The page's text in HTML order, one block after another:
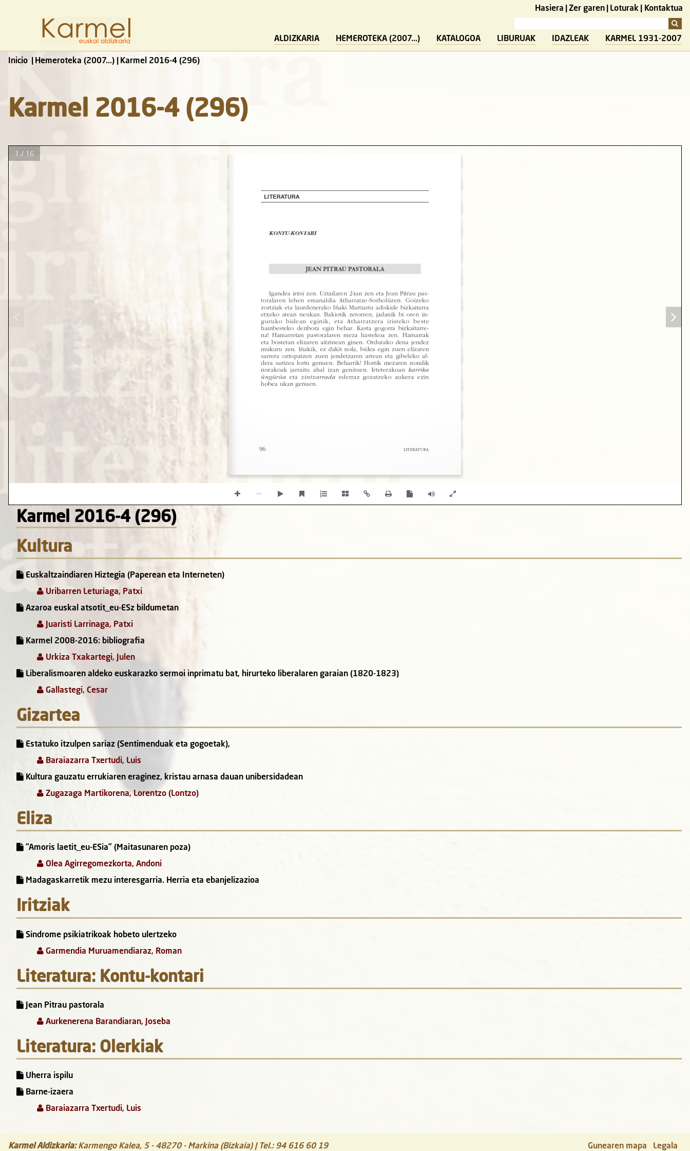
Hasiera Zer garen Loturak Kontaktua
ALDIZKARIA HEMEROTEKA (2007...) KATALOGOA LIBURUAK IDAZLEAK KARMEL 1931-2007
Inicio Hemeroteka (2007...) Karmel 2016-4 (296)
Karmel 2016-4 (296)
1 / 16
Karmel 2016-4 (296)
Kultura
Euskaltzaindiaren Hiztegia (Paperean eta Interneten)
Uribarren Leturiaga, Patxi
Azaroa euskal atsotit_eu-ESz bildumetan
Juaristi Larrinaga, Patxi
Karmel 2008-2016: bibliografia
Urkiza Txakartegi, Julen
Liberalismoaren aldeko euskarazko sermoi inprimatu bat, hirurteko liberalaren garaian (1820-1823)
Gallastegi, Cesar
Gizartea
Estatuko itzulpen sariaz (Sentimenduak eta gogoetak),
Baraiazarra Txertudi, Luis
Kultura gauzatu errukiaren eraginez, kristau arnasa dauan unibersidadean
Zugazaga Martikorena, Lorentzo (Lontzo)
Eliza
“Amoris laetit_eu-ESia” (Maitasunaren poza)
Olea Agirregomezkorta, Andoni
Madagaskarretik mezu interesgarria. Herria eta ebanjelizazioa
Iritziak
Sindrome psikiatrikoak hobeto ulertzeko
Garmendia Muruamendiaraz, Roman
Literatura: Kontu-kontari
Jean Pitrau pastorala
Aurkenerena Barandiaran, Joseba
Literatura: Olerkiak
Uherra ispilu
Barne-izaera
Baraiazarra Txertudi, Luis
Karmel Aldizkaria: Karmengo Kalea, 5 - 48270- Markina (Bizkaia)| Tel.: 94 616 60 19 Gunearen mapa Legala